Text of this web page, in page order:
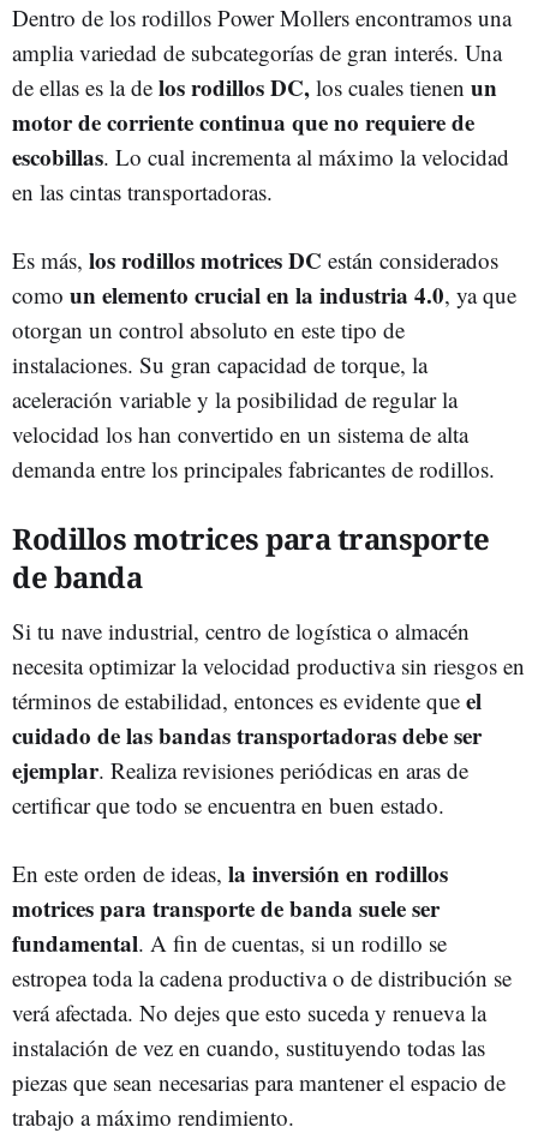
Dentro de los rodillos Power Mollers encontramos una
amplia variedad de subcategorías de gran interés. Una
de ellas es la de los rodillos DC, los cuales tienen un
motor de corriente continua que no requiere de
escobillas. Lo cual incrementa al máximo la velocidad
en las cintas transportadoras.
Es más, los rodillos motrices DC están considerados
como un elemento crucial en la industria 4.0, ya que
otorgan un control absoluto en este tipo de
instalaciones. Su gran capacidad de torque, la
aceleración variable y la posibilidad de regular la
velocidad los han convertido en un sistema de alta
demanda entre los principales fabricantes de rodillos.
Rodillos motrices para transporte
de banda
Si tu nave industrial, centro de logística o almacén
necesita optimizar la velocidad productiva sin riesgos en
términos de estabilidad, entonces es evidente que el
cuidado de las bandas transportadoras debe ser
ejemplar. Realiza revisiones periódicas en aras de
certificar que todo se encuentra en buen estado.
En este orden de ideas, la inversión en rodillos
motrices para transporte de banda suele ser
fundamental. A fin de cuentas, si un rodillo se
estropea toda la cadena productiva o de distribución se
verá afectada. No dejes que esto suceda y renueva la
instalación de vez en cuando, sustituyendo todas las
piezas que sean necesarias para mantener el espacio de
trabajo a máximo rendimiento.